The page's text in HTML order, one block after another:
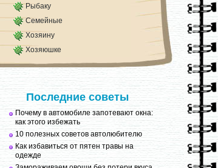
Рыбаку
Семейные
Хозяину
Хозяюшке
Последние советы
Почему в автомобиле запотевают окна:
как этого избежать
10 полезных советов автолюбителю
Как избавиться от пятен травы на
одежде